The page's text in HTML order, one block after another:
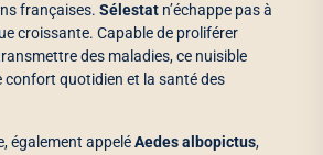
françaises.Sélestat n’échappe pas à
croissante. Capable de proliférer
des maladies, ce nuisible
confort quotidien et la santé des
également appeléAedes albopictus,